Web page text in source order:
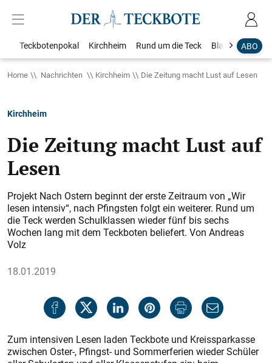
ABO
Teckbotenpokal Kirchheim Rund um die Teck Blaulicht
Home Nachrichten Kirchheim Die Zeitung macht Lust auf Lesen
Kirchheim
Die Zeitung macht Lust auf
Lesen
Projekt Nach Ostern beginnt der erste Zeitraum von „Wir
lesen intensiv“, nach Pfingsten folgt ein weiterer. Rund um
die Teck werden Schulklassen wieder fünf bis sechs
Wochen lang mit dem Teckboten beliefert. Von Andreas
Volz
18.01.2019
Zum intensiven Lesen laden Teckbote und Kreissparkasse
zwischen Oster-, Pfingst- und Sommerferien wieder Schüler